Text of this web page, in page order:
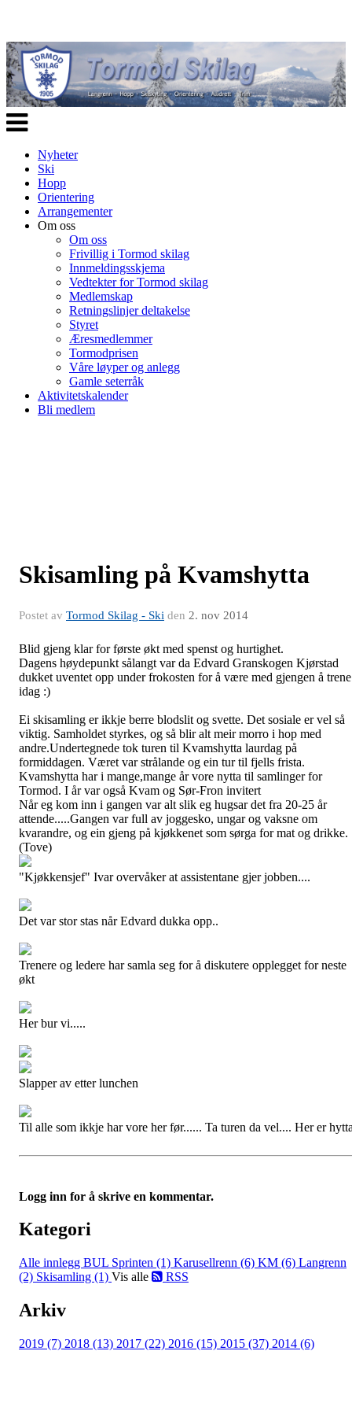
Veksle
navigasjon
Nyheter
Ski
Hopp
Orientering
Arrangementer
Om oss
Om oss
Frivillig i Tormod skilag
Innmeldingsskjema
Vedtekter for Tormod skilag
Medlemskap
Retningslinjer deltakelse
Styret
Æresmedlemmer
Tormodprisen
Våre løyper og anlegg
Gamle seterråk
Aktivitetskalender
Bli medlem
Skisamling på Kvamshytta
Postet av Tormod Skilag - Ski den 2. nov 2014
Blid gjeng klar for første økt med spenst og hurtighet.
Dagens høydepunkt sålangt var da Edvard Granskogen Kjørstad
dukket uventet opp under frokosten for å være med gjengen å trene
idag :)
Ei skisamling er ikkje berre blodslit og svette. Det sosiale er vel så
viktig. Samholdet styrkes, og så blir alt meir morro i hop med
andre.Undertegnede tok turen til Kvamshytta laurdag på
formiddagen. Været var strålande og ein tur til fjells frista.
Kvamshytta har i mange,mange år vore nytta til samlinger for
Tormod. I år var også Kvam og Sør-Fron invitert
Når eg kom inn i gangen var alt slik eg hugsar det fra 20-25 år
attende.....Gangen var full av joggesko, ungar og vaksne om
kvarandre, og ein gjeng på kjøkkenet som sørga for mat og drikke.
(Tove)
"Kjøkkensjef" Ivar overvåker at assistentane gjer jobben....
Det var stor stas når Edvard dukka opp..
Trenere og ledere har samla seg for å diskutere opplegget for neste
økt
Her bur vi.....
Slapper av etter lunchen
Til alle som ikkje har vore her før...... Ta turen da vel.... Her er
Logg inn for å skrive en kommentar.
Kategori
Alle innlegg BUL Sprinten (1) Karusellrenn (6) KM (6) Langrenn
(2) Skisamling (1) Vis alle RSS
Arkiv
2019 (7) 2018 (13) 2017 (22) 2016 (15) 2015 (37) 2014 (6)